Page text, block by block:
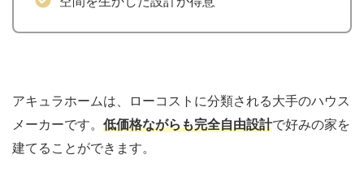
アキュラホームは、ローコストに分類される大手のハウス
メーカーです。 低価格ながらも完全自由設計で好みの家を
建てることができます。